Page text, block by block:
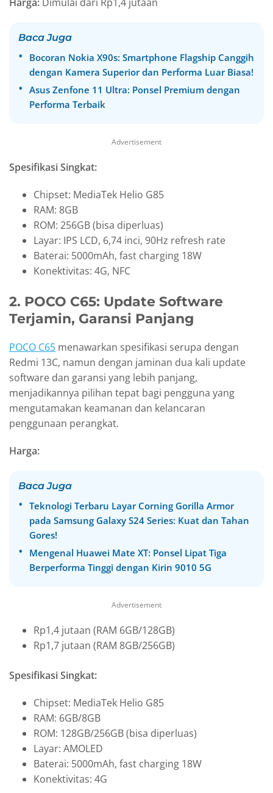
Baca Juga
Bocoran Nokia X90s: Smartphone Flagship Canggih
dengan Kamera Superior dan Performa Luar Biasa!
Asus Zenfone 11 Ultra: Ponsel Premium dengan
Performa Terbaik
Advertisement
Spesifikasi Singkat:
Chipset: MediaTek Helio G85
RAM: 8GB
ROM: 256GB (bisa diperluas)
Layar: IPS LCD, 6,74 inci, 90Hz refresh rate
Baterai: 5000mAh, fast charging 18W
Konektivitas: 4G, NFC
2. POCO C65: Update Software
Terjamin, Garansi Panjang
POCO C65 menawarkan spesifikasi serupa dengan
Redmi 13C, namun dengan jaminan dua kali update
software dan garansi yang lebih panjang,
menjadikannya pilihan tepat bagi pengguna yang
mengutamakan keamanan dan kelancaran
penggunaan perangkat.
Harga:
Baca Juga
Teknologi Terbaru Layar Corning Gorilla Armor
pada Samsung Galaxy S24 Series: Kuat dan Tahan
Gores!
Mengenal Huawei Mate XT: Ponsel Lipat Tiga
Berperforma Tinggi dengan Kirin 9010 5G
Advertisement
Rp1,4 jutaan (RAM 6GB/128GB)
Rp1,7 jutaan (RAM 8GB/256GB)
Spesifikasi Singkat:
Chipset: MediaTek Helio G85
RAM: 6GB/8GB
ROM: 128GB/256GB (bisa diperluas)
Layar: AMOLED
Baterai: 5000mAh, fast charging 18W
Konektivitas: 4G